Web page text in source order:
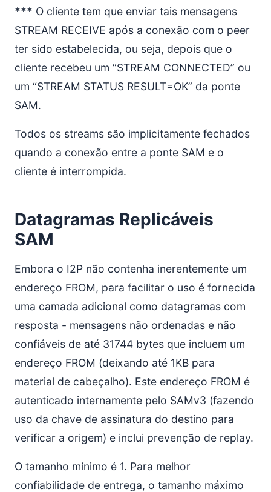
*** O cliente tem que enviar tais mensagens
STREAM RECEIVE após a conexão com o peer
ter sido estabelecida, ou seja, depois que o
cliente recebeu um “STREAM CONNECTED” ou
um “STREAM STATUS RESULT=OK” da ponte
SAM.
Todos os streams são implicitamente fechados
quando a conexão entre a ponte SAM e o
cliente é interrompida.
Datagramas Replicáveis
SAM
Embora o I2P não contenha inerentemente um
endereço FROM, para facilitar o uso é fornecida
uma camada adicional como datagramas com
resposta - mensagens não ordenadas e não
confiáveis de até 31744 bytes que incluem um
endereço FROM (deixando até 1KB para
material de cabeçalho). Este endereço FROM é
autenticado internamente pelo SAMv3 (fazendo
uso da chave de assinatura do destino para
verificar a origem) e inclui prevenção de replay.
O tamanho mínimo é 1. Para melhor
confiabilidade de entrega, o tamanho máximo